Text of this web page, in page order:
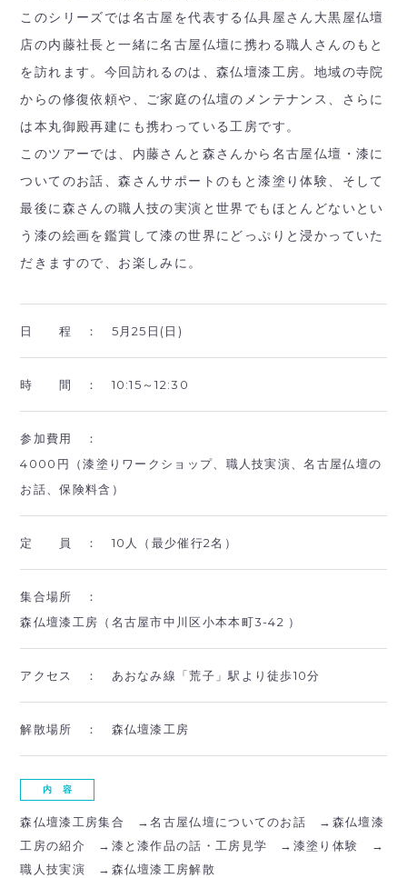
このシリーズでは名古屋を代表する仏具屋さん大黒屋仏壇
店の内藤社長と一緒に名古屋仏壇に携わる職人さんのもと
を訪れます。今回訪れるのは、森仏壇漆工房。地域の寺院
からの修復依頼や、ご家庭の仏壇のメンテナンス、さらに
は本丸御殿再建にも携わっている工房です。
このツアーでは、内藤さんと森さんから名古屋仏壇・漆に
ついてのお話、森さんサポートのもと漆塗り体験、そして
最後に森さんの職人技の実演と世界でもほとんどないとい
う漆の絵画を鑑賞して漆の世界にどっぷりと浸かっていた
だきますので、お楽しみに。
日 程 ： 5月25日(日)
時 間 ： 10:15～12:30
参加費用 ：
4000円（漆塗りワークショップ、職人技実演、名古屋仏壇の
お話、保険料含）
定 員 ： 10人（最少催行2名）
集合場所 ：
森仏壇漆工房（名古屋市中川区小本本町3-42 ）
アクセス ： あおなみ線「荒子」駅より徒歩10分
解散場所 ： 森仏壇漆工房
内 容
森仏壇漆工房集合 →名古屋仏壇についてのお話 →森仏壇漆
工房の紹介 →漆と漆作品の話・工房見学 →漆塗り体験 →
職人技実演 →森仏壇漆工房解散